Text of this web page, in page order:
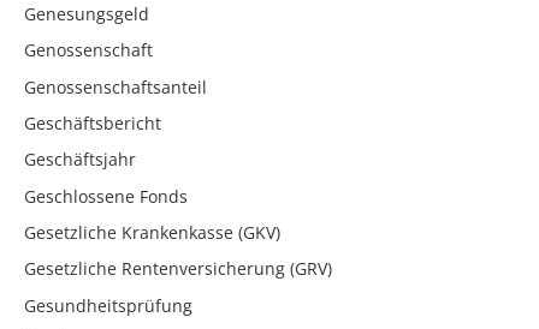
Genesungsgeld
Genossenschaft
Genossenschaftsanteil
Geschäftsbericht
Geschäftsjahr
Geschlossene Fonds
Gesetzliche Krankenkasse (GKV)
Gesetzliche Rentenversicherung (GRV)
Gesundheitsprüfung